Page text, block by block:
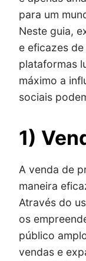
para um
Neste guia,
e eficazes
plataformas
máximo a
sociais
1)
A venda de
maneira
Através do
os
público
vendas e